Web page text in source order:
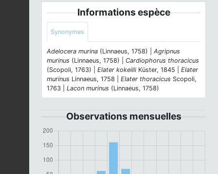
Informations espèce
Synonymes
Adelocera murina (Linnaeus, 1758) | Agripnus
murinus (Linnaeus, 1758) | Cardiophorus thoracicus
(Scopoli, 1763) | Elater kokeilli Küster, 1845 | Elater
murinus Linnaeus, 1758 | Elater thoracicus Scopoli,
1763 | Lacon murinus (Linnaeus, 1758)
Observations mensuelles